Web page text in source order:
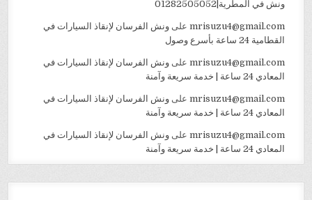
ونش في المطرية|01282505052
mrisuzu4@gmail.comعلى ونش الفرسان لإنقاذ السيارات في
القطامية 24 ساعة بأسرع وصول
mrisuzu4@gmail.comعلى ونش الفرسان لإنقاذ السيارات في
المعادي 24 ساعة | خدمة سريعة وآمنة
mrisuzu4@gmail.comعلى ونش الفرسان لإنقاذ السيارات في
المعادي 24 ساعة | خدمة سريعة وآمنة
mrisuzu4@gmail.comعلى ونش الفرسان لإنقاذ السيارات في
المعادي 24 ساعة | خدمة سريعة وآمنة